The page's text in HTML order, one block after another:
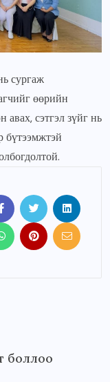
сургаж
өөрийн
авах, сэтгэл зүйг нь
бүтээмжтэй
боллоо